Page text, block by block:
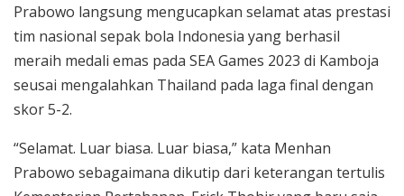
Prabowo langsung mengucapkan selamat atas prestasi
tim nasional sepak bola Indonesia yang berhasil
meraih medali emas pada SEA Games 2023 di Kamboja
seusai mengalahkan Thailand pada laga final dengan
skor 5-2.
“Selamat. Luar biasa. Luar biasa,” kata Menhan
Prabowo sebagaimana dikutip dari keterangan tertulis